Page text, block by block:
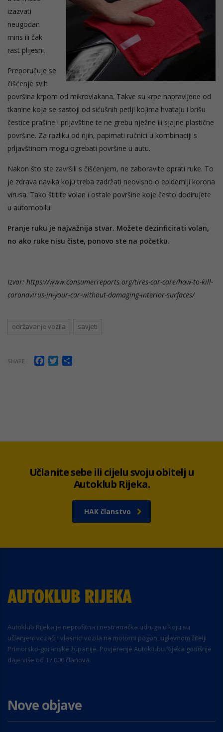
izazvati
neugodan
miris ili čak
rast plijesni.
Preporučuje se
čišćenje svih
površina krpom od mikrovlakana. Takve su krpe napravljene od
tkanine koja se sastoji od sićušnih petlji kojima hvataju i brišu
čestice prašine i prljavštine te ne grebu nježne ili sjajne plastične
površine. Za razliku od njih, papirnati ručnici u kombinaciji s
prljavštinom mogu ogrebati površine u autu.
Nakon što ste završili s čišćenjem, ne zaboravite oprati ruke. To
je zdrava navika koju treba zadržati neovisno o epidemiji korona
virusa. Tako štitite volan i ostale površine koje često dodirujete
u automobilu.
Pranje ruku je najvažnija stvar. Možete dezinficirati volan,
no ako ruke nisu čiste, ponovo ste na početku.
Izvor: https://www.consumerreports.org/tires-car-care/how-to-kill-
coronavirus-in-your-car-without-damaging-interior-surfaces/
održavanje vozila savjeti
SHARE Facebook
Twitter
Učlanite sebe ili cijelu svoju obitelj u
Autoklub Rijeka.
HAK članstvo
Autoklub Rijeka je neprofitna i nestranačka udruga u koju su
učlanjeni vozači i vlasnici vozila na motorni pogon, uglavnom žitelji
Primorsko-goranske županije. Povjerenje Autoklubu Rijeka godišnje
daje više od 17.000 članova.
Nove objave